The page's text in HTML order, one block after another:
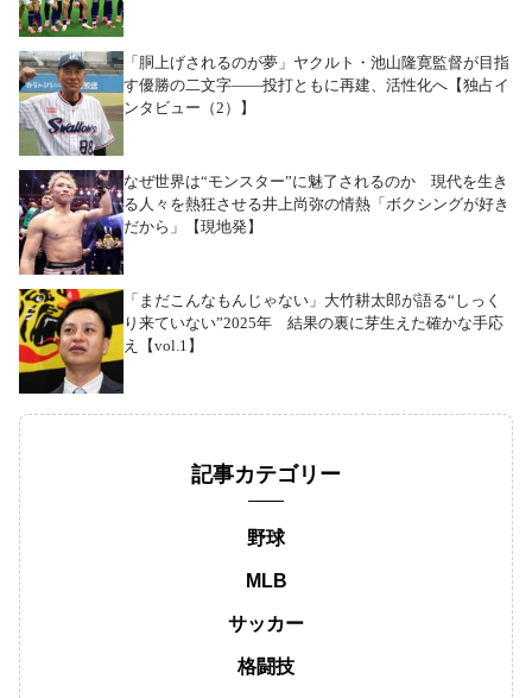
「胴上げされるのが夢」ヤクルト・池山隆寛監督が目指
す優勝の二文字――投打ともに再建、活性化へ【独占イ
ンタビュー（2）】
なぜ世界は“モンスター”に魅了されるのか 現代を生き
る人々を熱狂させる井上尚弥の情熱「ボクシングが好き
だから」【現地発】
「まだこんなもんじゃない」大竹耕太郎が語る“しっく
り来ていない”2025年 結果の裏に芽生えた確かな手応
え【vol.1】
記事カテゴリー
野球
MLB
サッカー
格闘技